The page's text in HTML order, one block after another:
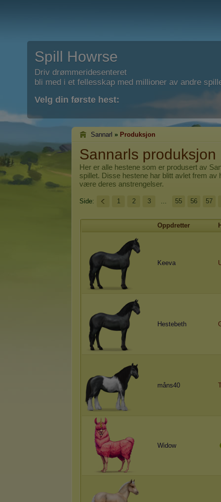
Spill Howrse
Driv drømmeridesenteret
bli med i et fellesskap med millioner av andre
Velg din første hest:
Sannarl » Produksjon
Sannarls produksjon
Her er alle hestene som er produsert av
spillet. Disse hestene har blitt avlet frem av
være deres anstrengelser.
Side: 1 2 3 ... 55 56 57
Oppdretter
Keeva
Hestebeth
måns40
Widow